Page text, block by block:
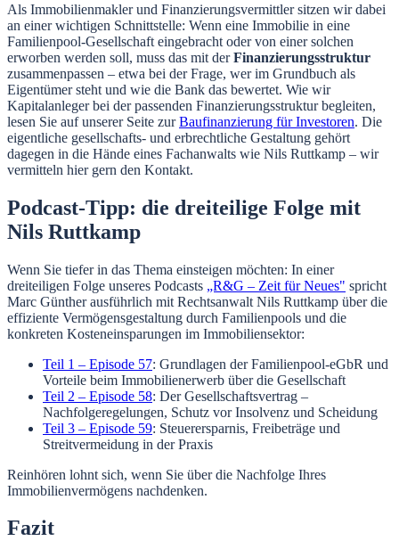
Als Immobilienmakler und Finanzierungsvermittler sitzen wir dabei
an einer wichtigen Schnittstelle: Wenn eine Immobilie in eine
Familienpool-Gesellschaft eingebracht oder von einer solchen
erworben werden soll, muss das mit derFinanzierungsstruktur
zusammenpassen – etwa bei der Frage, wer im Grundbuch als
Eigentümer steht und wie die Bank das bewertet. Wie wir
Kapitalanleger bei der passenden Finanzierungsstruktur begleiten,
lesen Sie auf unserer Seite zurBaufinanzierung für Investoren. Die
eigentliche gesellschafts- und erbrechtliche Gestaltung gehört
dagegen in die Hände eines Fachanwalts wie Nils Ruttkamp – wir
vermitteln hier gern den Kontakt.
Podcast-Tipp: die dreiteilige Folge mit
Nils Ruttkamp
Wenn Sie tiefer in das Thema einsteigen möchten: In einer
dreiteiligen Folge unseres Podcasts „R&G – Zeit für Neues" spricht
Marc Günther ausführlich mit Rechtsanwalt Nils Ruttkamp über die
effiziente Vermögensgestaltung durch Familienpools und die
konkreten Kosteneinsparungen im Immobiliensektor:
Teil 1 – Episode 57: Grundlagen der Familienpool-eGbR und
Vorteile beim Immobilienerwerb über die Gesellschaft
Teil 2 – Episode 58: Der Gesellschaftsvertrag –
Nachfolgeregelungen, Schutz vor Insolvenz und Scheidung
Teil 3 – Episode 59: Steuerersparnis, Freibeträge und
Streitvermeidung in der Praxis
Reinhören lohnt sich, wenn Sie über die Nachfolge Ihres
Immobilienvermögens nachdenken.
Fazit